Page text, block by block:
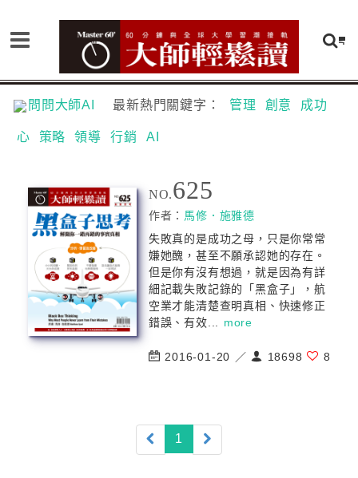
問問大師AI 最新熱門關鍵字： 管理 創意 成功
心 策略 領導 行銷 AI
NO.625
作者： 馬修．施雅德
失敗真的是成功之母，只是你常常
嫌她醜，甚至不願承認她的存在。
但是你有沒有想過，就是因為有詳
細記載失敗記錄的「黑盒子」，航
空業才能清楚查明真相、快速修正
錯誤、有效... more
2016-01-20 ／ 18698 8
1 (current)